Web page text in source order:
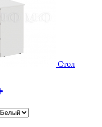
Стол